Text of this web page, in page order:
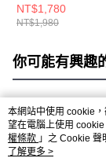
6009536-498
NT$1,780
NT$1,980
你可能有興趣
熱門標籤
本網站中使用 cookie
望在電腦上使用
權條款 」之 Cookie
用條款之 Cookie 聲明
了解更多 >